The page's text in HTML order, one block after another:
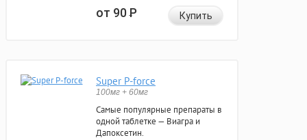
от 90Р Купить
Super P-force
100мг + 60мг
Самые популярные препараты в
одной таблетке — Виагра и
Дапоксетин.